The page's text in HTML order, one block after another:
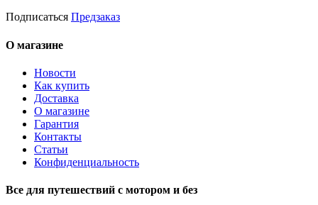
Подписаться Предзаказ
О магазине
Новости
Как купить
Доставка
О магазине
Гарантия
Контакты
Статьи
Конфиденциальность
Все для путешествий с мотором и без